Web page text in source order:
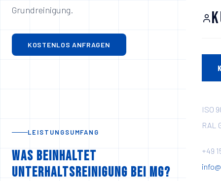
ISO
RAL
+49
Grundreinigung.
KOSTENLOS ANFRAGEN
LEISTUNGSUMFANG
Was beinhaltet
Unterhaltsreinigung bei MG?